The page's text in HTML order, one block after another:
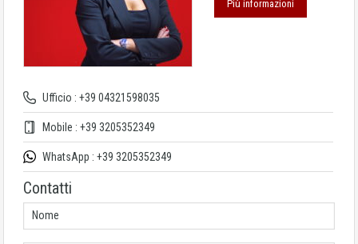
Ufficio : +39 04321598035
Mobile : +39 3205352349
WhatsApp : +39 3205352349
Più informazioni
Contatti